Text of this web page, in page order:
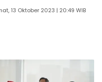
13 Oktober 2023 | 20:49 WIB